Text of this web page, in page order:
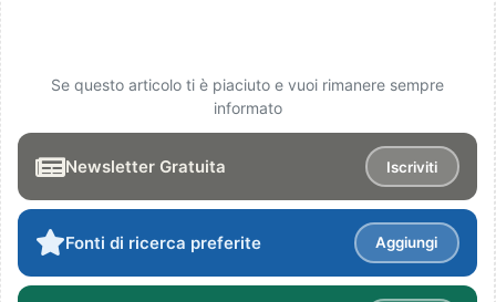
Se questo articolo ti è piaciuto e vuoi rimanere sempre
informato
Newsletter Gratuita Iscriviti
Fonti di ricerca preferite Aggiungi